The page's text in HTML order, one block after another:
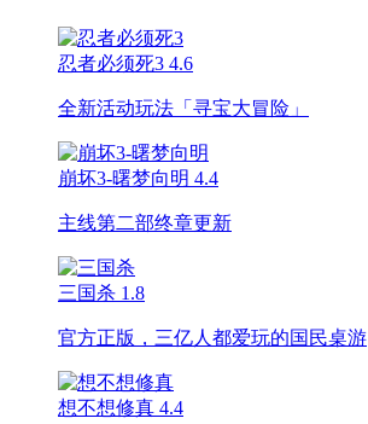
忍者必须死3 4.6
全新活动玩法「寻宝大冒险」
崩坏3-曙梦向明 4.4
主线第二部终章更新
三国杀 1.8
官方正版，三亿人都爱玩的国民桌游
想不想修真 4.4